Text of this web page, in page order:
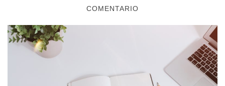
COMENTARIO